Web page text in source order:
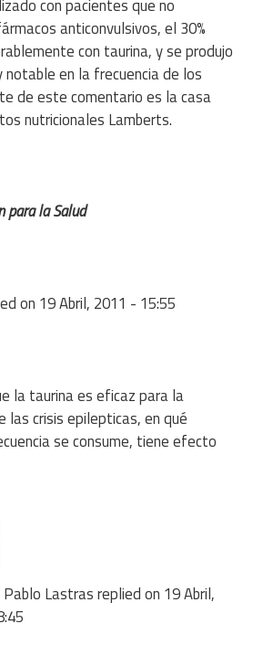
con pacientes que no
anticonvulsivos, el 30%
con taurina, y se produjo
notable en la frecuencia de los
de este comentario es la casa
nutricionales Lamberts.
para la Salud
on 19 Abril, 2011 - 15:55
la taurina es eficaz para la
las crisis epilepticas, en qué
se consume, tiene efecto
Pablo Lastrasreplied on 19 Abril,